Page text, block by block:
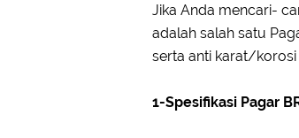
Jika Anda mencari-
adalah salah satu
serta anti karat/korosi
1-Spesifikasi Pagar